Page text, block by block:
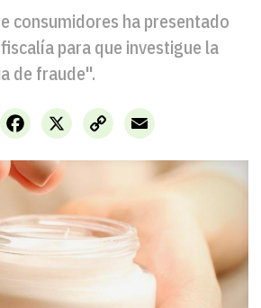
consumidores ha presentado
para que investigue la
de fraude".
X
Facebook
Copy
Link
Email